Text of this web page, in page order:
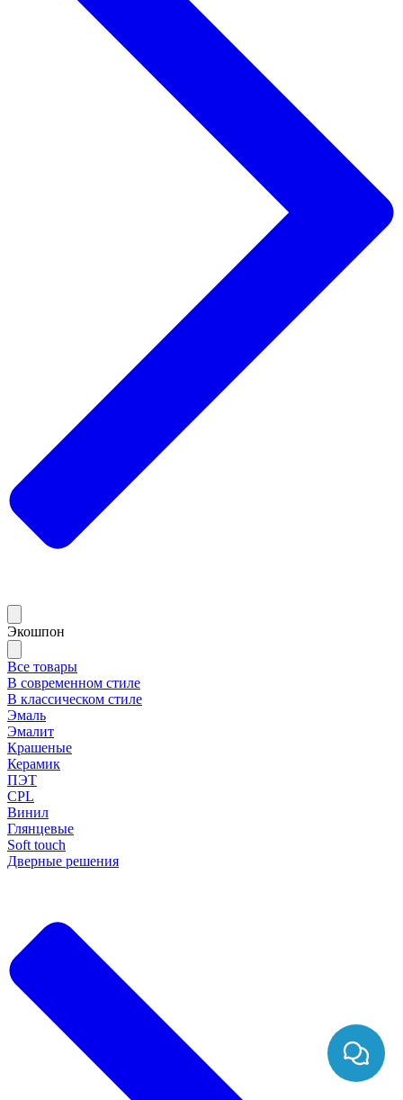
Экошпон
Все товары
В современном стиле
В классическом стиле
Эмаль
Эмалит
Крашеные
Керамик
ПЭТ
CPL
Винил
Глянцевые
Soft touch
Дверные решения